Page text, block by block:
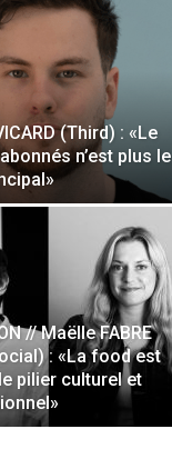
(Third) : «Le
n’est plus le
// Maëlle FABRE
: «La food est
pilier culturel et